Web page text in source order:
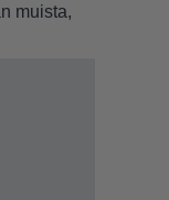
muista,